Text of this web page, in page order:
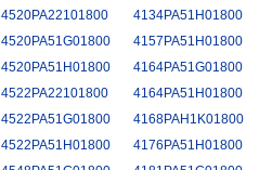
4520PA22101800
4134PA51H01800
4520PA51G01800
4157PA51H01800
4520PA51H01800
4164PA51G01800
4522PA22101800
4164PA51H01800
4522PA51G01800
4168PAH1K01800
4522PA51H01800
4176PA51H01800